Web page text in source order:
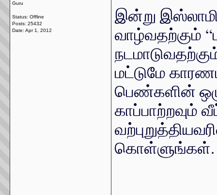
Guru
Status: Offline
Posts: 25432
Date: Apr 1, 2012
இன்று
வாழ்வதற்கும்
மட்டுமே
பெண்களின்
காப்பாற்றவும்
கொள்ளுங்கள்.